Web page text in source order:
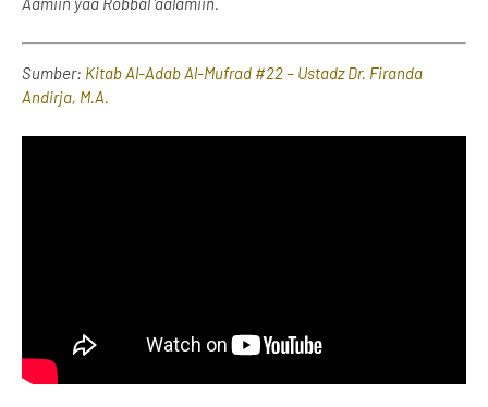
Sumber: Kitab Al-Adab Al-Mufrad #22 – Ustadz Dr. Firanda
Andirja, M.A.